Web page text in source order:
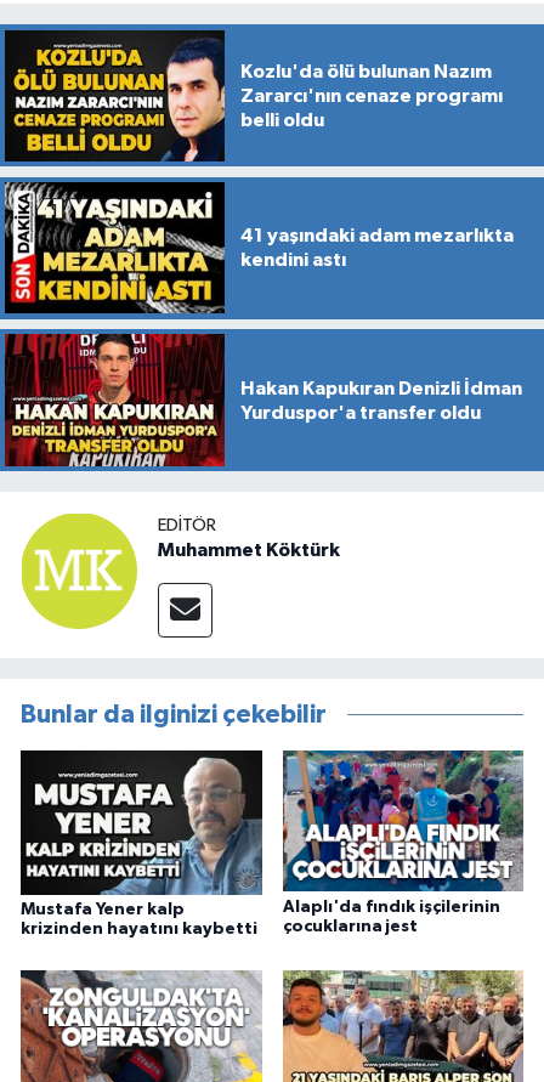
Kozlu'da ölü bulunan Nazım
Zararcı'nın cenaze programı
belli oldu
41 yaşındaki adam mezarlıkta
kendini astı
Hakan Kapukıran Denizli İdman
Yurduspor'a transfer oldu
EDITÖR
Muhammet Köktürk
Bunlar da ilginizi çekebilir
Mustafa Yener kalp
krizinden hayatını kaybetti
Alaplı'da fındık işçilerinin
çocuklarına jest